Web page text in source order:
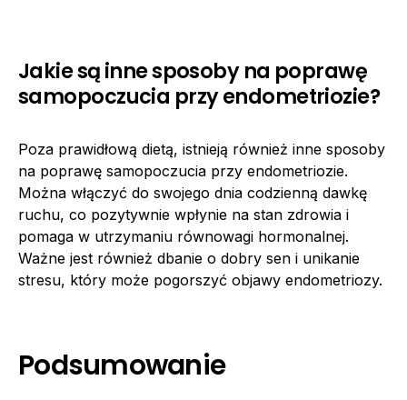
Jakie są inne sposoby na poprawę
samopoczucia przy endometriozie?
Poza prawidłową dietą, istnieją również inne sposoby
na poprawę samopoczucia przy endometriozie.
Można włączyć do swojego dnia codzienną dawkę
ruchu, co pozytywnie wpłynie na stan zdrowia i
pomaga w utrzymaniu równowagi hormonalnej.
Ważne jest również dbanie o dobry sen i unikanie
stresu, który może pogorszyć objawy endometriozy.
Podsumowanie